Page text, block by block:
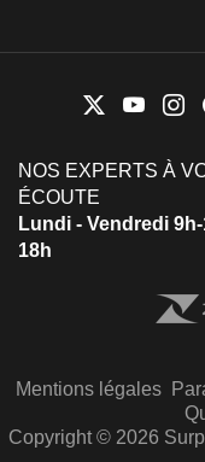
NOS EXPERTS À
ÉCOUTE
Lundi - Vendredi
18h
Mentions légales
Copyright © 2026